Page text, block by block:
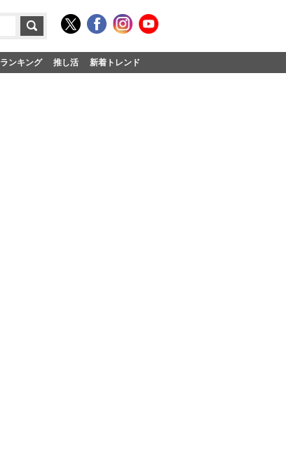
ランキング 推し活 新着トレンド